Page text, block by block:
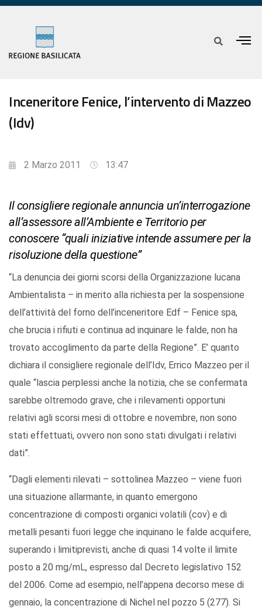
Inceneritore Fenice, l’intervento di Mazzeo
(Idv)
2 Marzo 2011 13:47
Il consigliere regionale annuncia un’interrogazione
all’assessore all’Ambiente e Territorio per
conoscere “quali iniziative intende assumere per la
risoluzione della questione”
“La denuncia dei giorni scorsi della Organizzazione lucana
Ambientalista – in merito alla richiesta per la sospensione
dell’attività del forno dell’inceneritore Edf – Fenice spa,
che brucia i rifiuti e continua ad inquinare le falde, non ha
trovato accoglimento da parte della Regione”. E’ quanto
dichiara il consigliere regionale dell’Idv, Errico Mazzeo per il
quale “lascia perplessi anche la notizia, che se confermata
sarebbe oltremodo grave, che i rilevamenti opportuni
relativi agli scorsi mesi di ottobre e novembre, non sono
stati effettuati, ovvero non sono stati divulgati i relativi
dati”.
“Dagli elementi rilevati – sottolinea Mazzeo – viene fuori
una situazione allarmante, in quanto emergono
concentrazione di composti organici volatili (cov) e di
metalli pesanti fuori legge che inquinano le falde acquifere,
superando i limitiprevisti, anche di quasi 14 volte il limite
posto a 20 mg/mL, espresso dal Decreto legislativo 152
del 2006. Come ad esempio, nell’appena decorso mese di
gennaio, la concentrazione di Nichel nel pozzo 5 (277). Si